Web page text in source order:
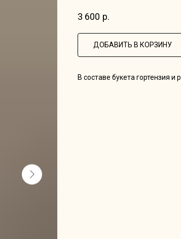
3 600 р.
ДОБАВИТЬ В КОРЗИНУ
В составе букета гортензия и